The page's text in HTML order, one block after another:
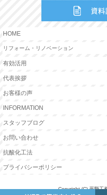
HOME
リフォーム・リノベーション
有効活用
代表挨拶
お客様の声
INFORMATION
スタッフブログ
お問い合わせ
抗酸化工法
プライバシーポリシー
Copyright (C) 平野工